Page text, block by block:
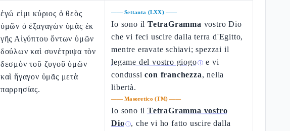
ἐγώ εἰμι κύριος ὁ θεὸς
ὑμῶν ὁ ἐξαγαγὼν ὑμᾶς ἐκ
γῆς Αἰγύπτου ὄντων ὑμῶν
δούλων καὶ συνέτριψα τὸν
δεσμὸν τοῦ ζυγοῦ ὑμῶν
καὶ ἤγαγον ὑμᾶς μετὰ
παρρησίας.
——Settanta (LXX)——
Io sono ilTetraGramma vostro Dio
che vi feci uscire dalla terra d'Egitto,
mentre eravate schiavi; spezzai il
legame del vostro giogoⓘ e vi
condussicon franchezza, nella
libertà.
——Masoretico (TM) ——
Io sono ilTetraGramma vostro
Dioⓘ, che vi ho fatto uscire dalla